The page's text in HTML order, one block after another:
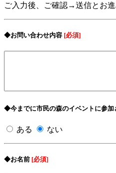
ご入力後、ご確認→送信とお進
◆お問い合わせ内容 [必須]
◆今までに市民の森のイベントに参加
ある ない
◆お名前 [必須]